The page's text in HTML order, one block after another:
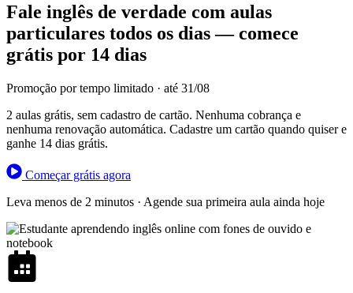
Fale inglês de verdade com aulas
particulares todos os dias — comece
grátis por 14 dias
Promoção por tempo limitado · até 31/08
2 aulas grátis, sem cadastro de cartão. Nenhuma cobrança e
nenhuma renovação automática. Cadastre um cartão quando quiser e
ganhe 14 dias grátis.
Começar grátis agora
Leva menos de 2 minutos · Agende sua primeira aula ainda hoje